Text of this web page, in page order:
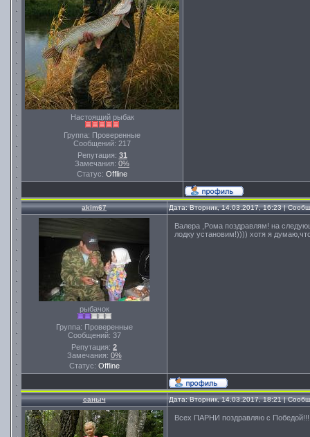
Настоящий рыбак
Группа: Проверенные
Сообщений: 217
Репутация: 31
Замечания: 0%
Статус: Offline
akim67 Дата: Вторник, 14.03.2017, 16:23 |
рыбачок
Группа: Проверенные
Сообщений: 37
Репутация: 2
Замечания: 0%
Статус: Offline
Валера ,Рома поздравлям! на
лодку установим!)))) хотя я
саныч Дата: Вторник, 14.03.2017, 18:21 |
Всех ПАРНИ поздравляю с